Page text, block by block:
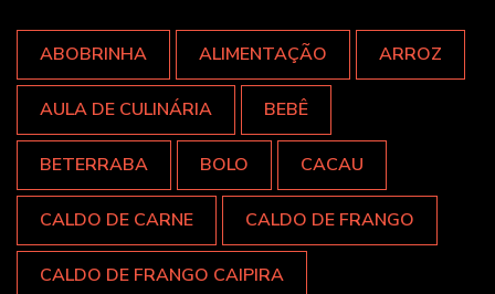
ABOBRINHA ALIMENTAÇÃO ARROZ
AULA DE CULINÁRIA BEBÊ
BETERRABA BOLO CACAU
CALDO DE CARNE CALDO DE FRANGO
CALDO DE FRANGO CAIPIRA